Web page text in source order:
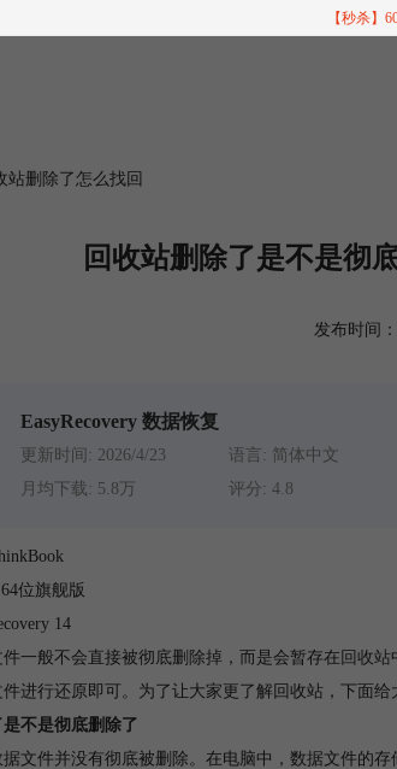
【秒杀】
站删除了怎么找回
回收站删除了是不是彻
发布时间
EasyRecovery 数据恢复
更新时间: 2026/4/23 语言: 简体中文
月均下载: 5.8万
评分: 4.8
位旗舰版
14
一般不会直接被彻底删除掉，而是会暂存在 回收站
进行还原即可。为了让大家更了解回收站，下面
不是彻底删除了
文件并没有彻底被删除。在电脑中，数据文件的